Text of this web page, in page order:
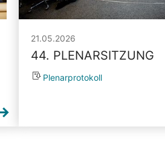
21.05.2026
44. PLENARSITZUNG
Plenarprotokoll